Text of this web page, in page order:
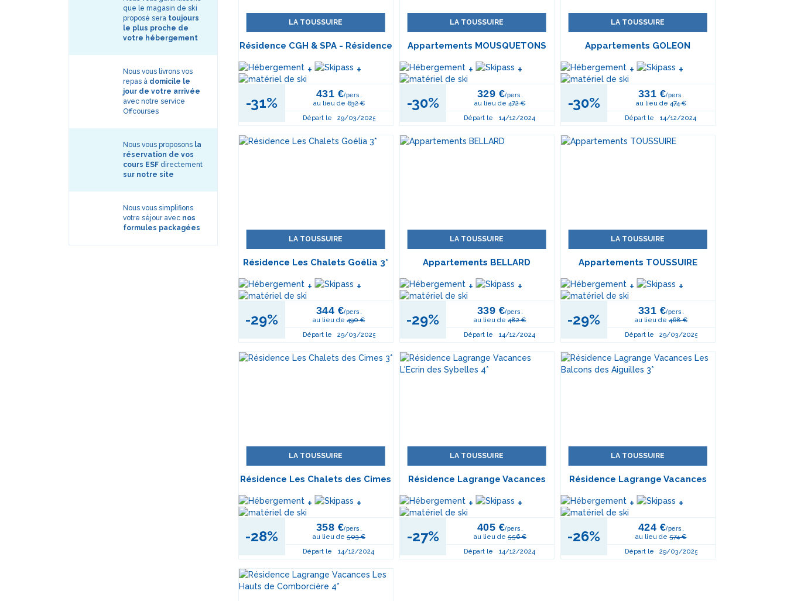
LA TOUSSUIRE
Résidence CGH & SPA - Résidence
+ +
-31%
431 €/pers.
au lieu de 632 €
Départ le
29/03/2025
LA TOUSSUIRE
Appartements MOUSQUETONS
+ +
-30%
329 €/pers.
au lieu de472 €
Départ le
14/12/2024
LA TOUSSUIRE
Appartements GOLEON
+ +
-30%
331 €/pers.
au lieu de474 €
Départ le
14/12/2024
LA TOUSSUIRE
Résidence Les Chalets Goélia 3*
+ +
-29%
344 €/pers.
au lieu de490 €
Départ le
29/03/2025
LA TOUSSUIRE
Appartements BELLARD
+ +
-29%
339 €/pers.
au lieu de482 €
Départ le
14/12/2024
LA TOUSSUIRE
Appartements TOUSSUIRE
+ +
-29%
331 €/pers.
au lieu de468 €
Départ le
29/03/2025
LA TOUSSUIRE
Résidence Les Chalets des Cimes
+ +
-28%
358 €/pers.
au lieu de 503 €
Départ le
14/12/2024
LA TOUSSUIRE
Résidence Lagrange Vacances
+ +
-27%
405 €/pers.
au lieu de 556 €
Départ le
14/12/2024
LA TOUSSUIRE
Résidence Lagrange Vacances
+ +
-26%
424 €/pers.
au lieu de574 €
Départ le
29/03/2025
que le magasin de ski
proposé sera toujours
le plus proche de
votre hébergement
Nous vous livrons vos
repas à domicile le
jour de votre arrivée
avec notre service
Offcourses
Nous vous proposons la
réservation de vos
cours ESF directement
sur notre site
Nous vous simplifions
votre séjour avec nos
formules packagées